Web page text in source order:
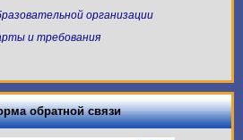
организации
и требования
обратной связи